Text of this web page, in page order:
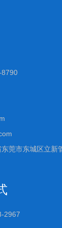
8790
莞市东城区立新
2967